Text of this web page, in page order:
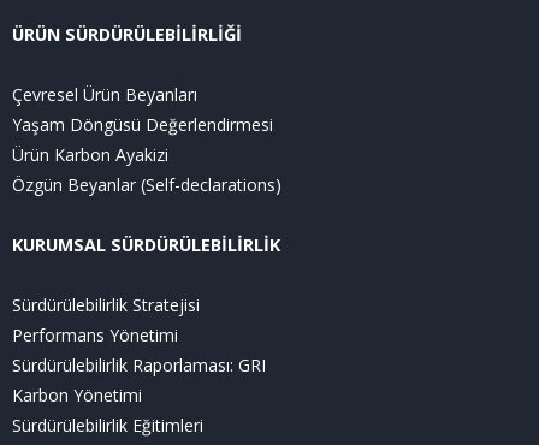
ÜRÜN SÜRDÜRÜLEBİLİRLİĞİ
Çevresel Ürün Beyanları
Yaşam Döngüsü Değerlendirmesi
Ürün Karbon Ayakizi
Özgün Beyanlar (Self-declarations)
KURUMSAL SÜRDÜRÜLEBİLİRLİK
Sürdürülebilirlik Stratejisi
Performans Yönetimi
Sürdürülebilirlik Raporlaması: GRI
Karbon Yönetimi
Sürdürülebilirlik Eğitimleri